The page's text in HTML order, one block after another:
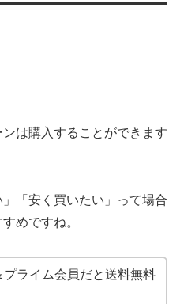
は購入することができます
」「安く買いたい」って場合
めですね。
ライム会員だと送料無料